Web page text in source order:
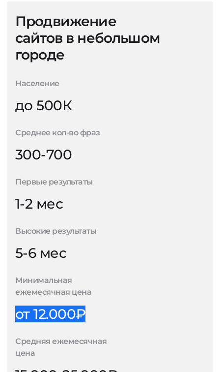
Продвижение
сайтов в небольшом
городе
Население
до 500К
Среднее кол-во фраз
300-700
Первые результаты
1-2 мес
Высокие результаты
5-6 мес
Минимальная
ежемесячная цена
от 12.000₽
Средняя ежемесячная
цена